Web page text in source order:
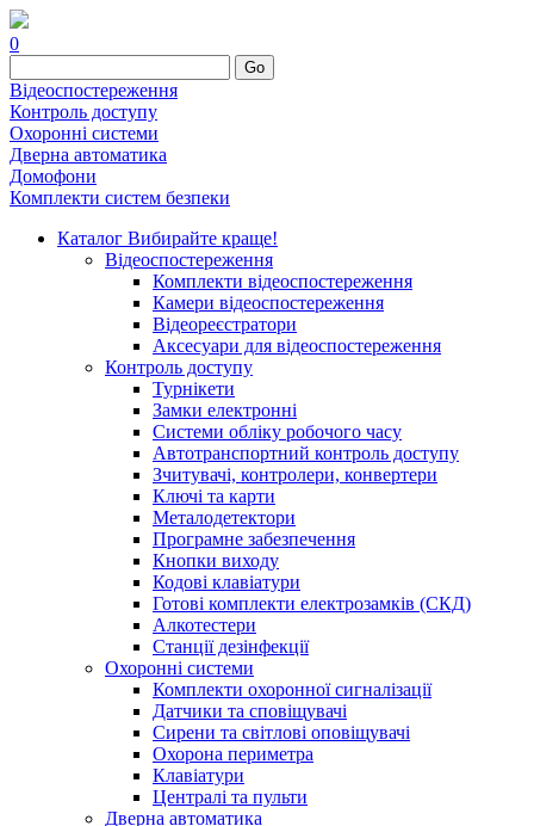
0
Go
Відеоспостереження
Контроль доступу
Охоронні системи
Дверна автоматика
Домофони
Комплекти систем безпеки
Каталог Вибирайте краще!
Відеоспостереження
Комплекти відеоспостереження
Камери відеоспостереження
Відеореєстратори
Аксесуари для відеоспостереження
Контроль доступу
Турнікети
Замки електронні
Системи обліку робочого часу
Автотранспортний контроль доступу
Зчитувачі, контролери, конвертери
Ключі та карти
Металодетектори
Програмне забезпечення
Кнопки виходу
Кодові клавіатури
Готові комплекти електрозамків (СКД)
Алкотестери
Станції дезінфекції
Охоронні системи
Комплекти охоронної сигналізації
Датчики та сповіщувачі
Сирени та світлові оповіщувачі
Охорона периметра
Клавіатури
Централі та пульти
Дверна автоматика